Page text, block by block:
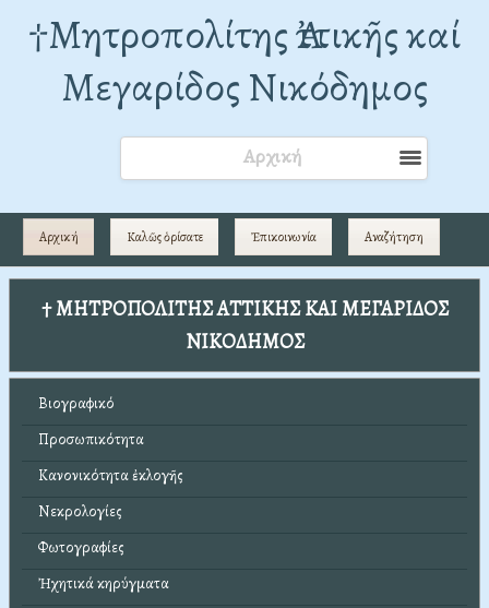
†Mητροπολίτης Ἀττικῆς καί
Μεγαρίδος Νικόδημος
Αρχική
Αρχική Καλῶς ὁρίσατε Ἐπικοινωνία Αναζήτηση
† ΜΗΤΡΟΠΟΛΙΤΗΣ ΑΤΤΙΚΗΣ ΚΑΙ ΜΕΓΑΡΙΔΟΣ
ΝΙΚΟΔΗΜΟΣ
Βιογραφικό
Προσωπικότητα
Κανονικότητα ἐκλογῆς
Νεκρολογίες
Φωτογραφίες
Ἠχητικά κηρύγματα